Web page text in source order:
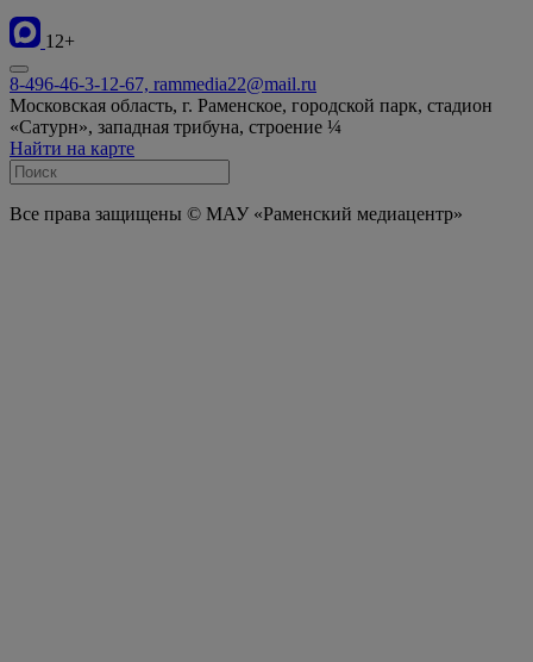
12+
8-496-46-3-12-67, rammedia22@mail.ru
Московская область, г. Раменское, городской парк, стадион
«Сатурн», западная трибуна, строение ¼
Найти на карте
Все права защищены © МАУ «Раменский медиацентр»